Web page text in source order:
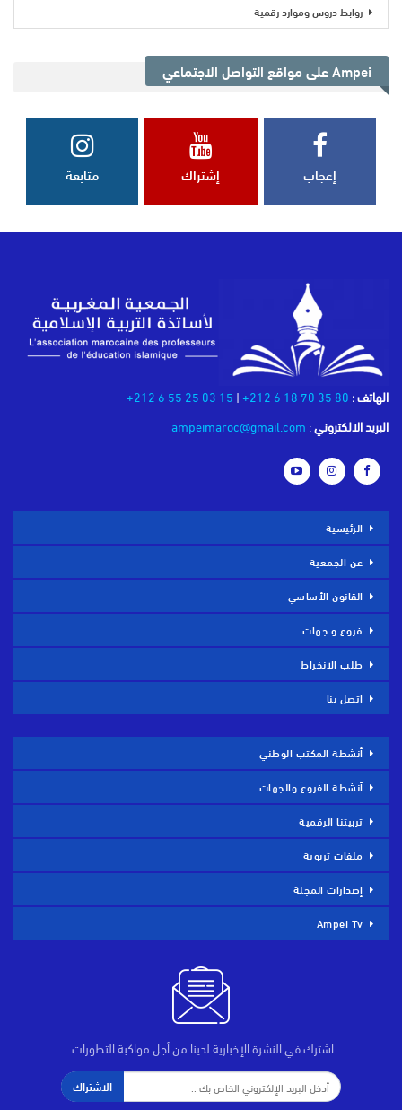
روابط دروس وموارد رقمية
Ampei على مواقع التواصل الاجتماعي
إعجاب إشتراك متابعة
الهاتف : 80 35 70 18 6 212+
|
15 03 25 55 6 212+
البريد الالكتروني:
ampeimaroc@gmail.com
الرئيسية
عن الجمعية
القانون الأساسي
فروع و جهات
طلب الانخراط
اتصل بنا
أنشطة المكتب الوطني
أنشطة الفروع والجهات
تربيتنا الرقمية
ملفات تربوية
إصدارات المجلة
Ampei Tv
اشترك في النشرة الإخبارية لدينا من أجل مواكبة التطورات.
الاشتراك